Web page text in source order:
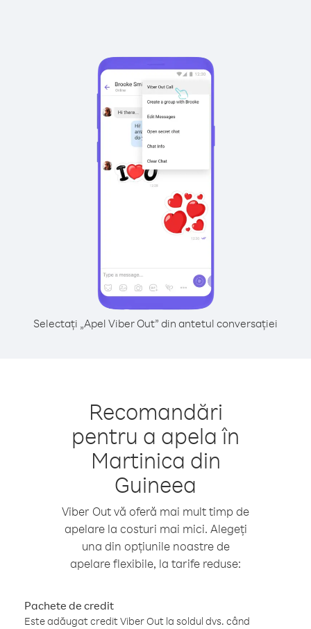
Selectați „Apel Viber Out” din antetul conversației
Recomandări
pentru a apela în
Martinica din
Guineea
Viber Out vă oferă mai mult timp de
apelare la costuri mai mici. Alegeți
una din opțiunile noastre de
apelare flexibile, la tarife reduse:
Pachete de credit
Este adăugat credit Viber Out la soldul dvs. când